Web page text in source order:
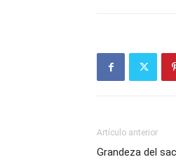
Artículo anterior
Grandeza del